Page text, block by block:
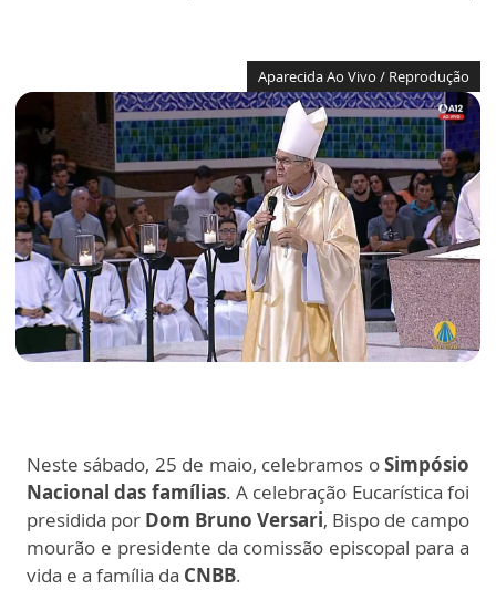
Aparecida Ao Vivo / Reprodução
Neste sábado, 25 de maio, celebramos oSimpósio
Nacional das famílias. A celebração Eucarística foi
presidida por Dom Bruno Versari, Bispo de campo
mourão e presidente da comissão episcopal para a
vida e a família da CNBB.